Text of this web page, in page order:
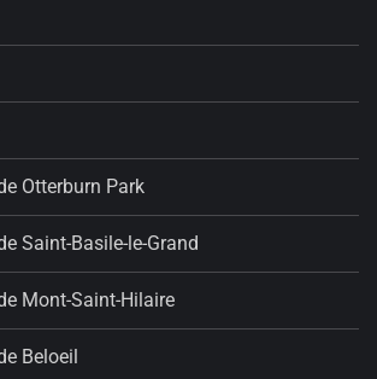
Otterburn Park
Saint-Basile-le-Grand
Mont-Saint-Hilaire
Beloeil